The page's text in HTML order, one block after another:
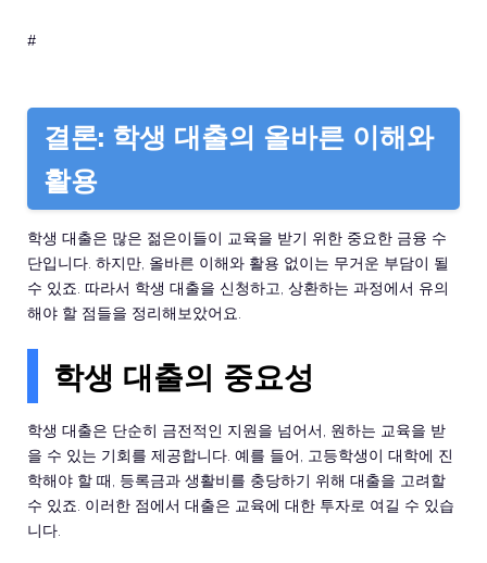
#
결론: 학생 대출의 올바른 이해와
활용
학생 대출은 많은 젊은이들이 교육을 받기 위한 중요한 금융 수
단입니다. 하지만, 올바른 이해와 활용 없이는 무거운 부담이 될
수 있죠. 따라서 학생 대출을 신청하고, 상환하는 과정에서 유의
해야 할 점들을 정리해보았어요.
학생 대출의 중요성
학생 대출은 단순히 금전적인 지원을 넘어서, 원하는 교육을 받
을 수 있는 기회를 제공합니다. 예를 들어, 고등학생이 대학에 진
학해야 할 때, 등록금과 생활비를 충당하기 위해 대출을 고려할
수 있죠. 이러한 점에서 대출은 교육에 대한 투자로 여길 수 있습
니다.